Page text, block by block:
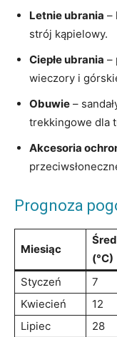
Letnie ubrania –
‌strój kąpielowy.
Ciepłe ubrania –
wieczory i
Obuwie –
trekkingowe dla
Akcesoria
Prognoza
Miesiąc
(°C)
Styczeń
7
Kwiecień
12
Lipiec
28